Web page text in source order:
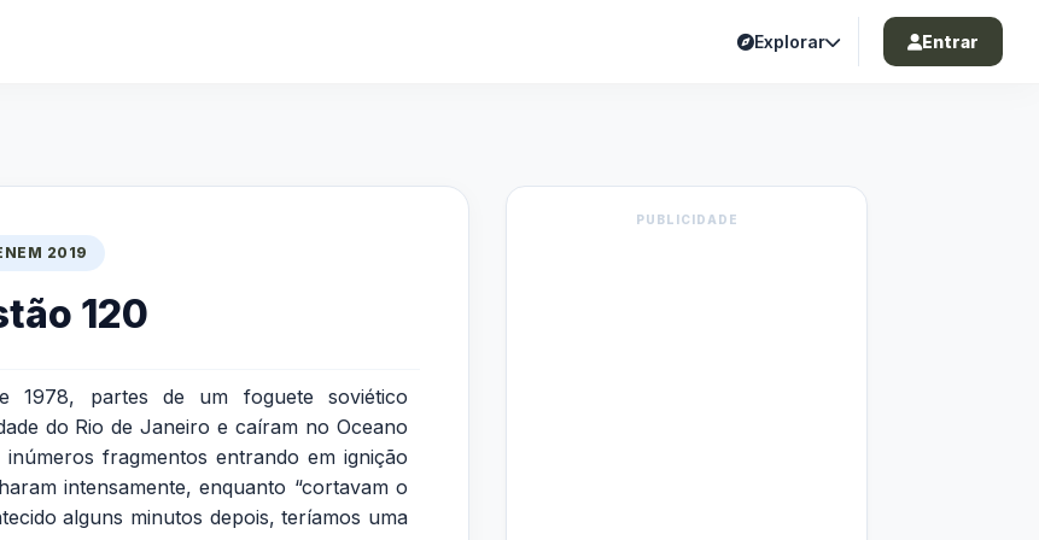
Explorar Entrar
2019
120
1978, partes de um foguete soviético
do Rio de Janeiro e caíram no Oceano
fragmentos entrando em ignição
intensamente, enquanto “cortavam o
alguns minutos depois, teríamos uma
PUBLICIDADE